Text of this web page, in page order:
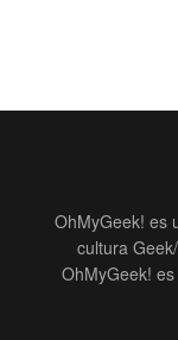
OhMyGeek! es
cultura
OhMyGeek!